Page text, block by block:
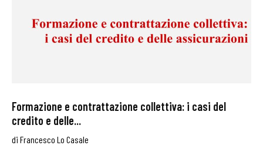
Formazione e contrattazione collettiva: i casi del
credito e delle...
di Francesco Lo Casale